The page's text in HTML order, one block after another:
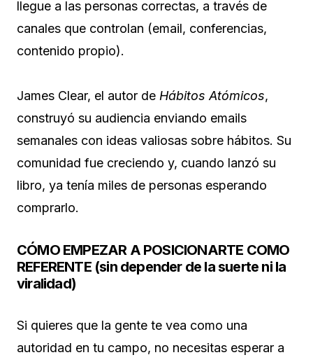
llegue a las personas correctas, a través de
canales que controlan (email, conferencias,
contenido propio).
James Clear, el autor de Hábitos Atómicos,
construyó su audiencia enviando emails
semanales con ideas valiosas sobre hábitos. Su
comunidad fue creciendo y, cuando lanzó su
libro, ya tenía miles de personas esperando
comprarlo.
CÓMO EMPEZAR A POSICIONARTE COMO
REFERENTE (sin depender de la suerte ni la
viralidad)
Si quieres que la gente te vea como una
autoridad en tu campo, no necesitas esperar a